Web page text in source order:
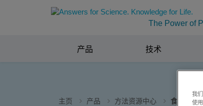
The Power of
产品 技术
主页 产品 方法资源中心 食品中的
我
使